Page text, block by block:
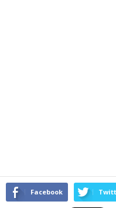
Facebook